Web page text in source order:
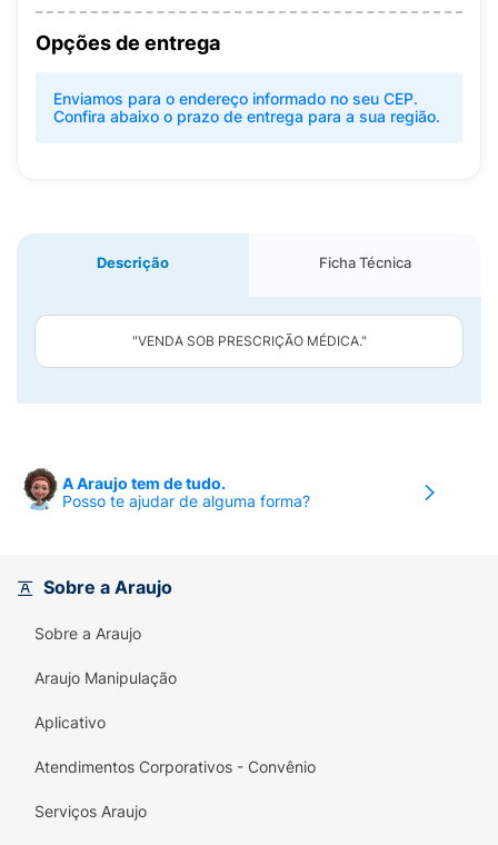
Opções de entrega
Enviamos para o endereço informado no seu CEP.
Confira abaixo o prazo de entrega para a sua região.
Descrição Ficha Técnica
"VENDA SOB PRESCRIÇÃO MÉDICA."
A Araujo tem de tudo.
Posso te ajudar de alguma forma?
Sobre a Araujo
Sobre a Araujo
Araujo Manipulação
Aplicativo
Atendimentos Corporativos - Convênio
Serviços Araujo